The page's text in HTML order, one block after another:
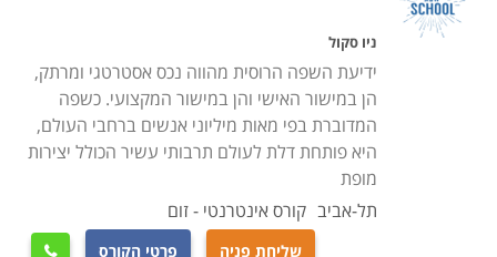
ניו סקול
ידיעת השפה הרוסית מהווה נכס אסטרטגי ומרתק,
הן במישור האישי והן במישור המקצועי. כשפה
המדוברת בפי מאות מיליוני אנשים ברחבי העולם,
היא פותחת דלת לעולם תרבותי עשיר הכולל יצירות
מופת
תל-אביב קורס אינטרנטי - זום
שליחת פניה פרטי הקורס 